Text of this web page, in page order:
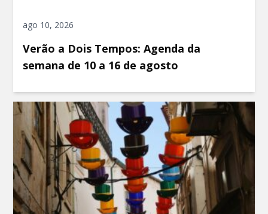
ago 10, 2026
Verão a Dois Tempos: Agenda da
semana de 10 a 16 de agosto